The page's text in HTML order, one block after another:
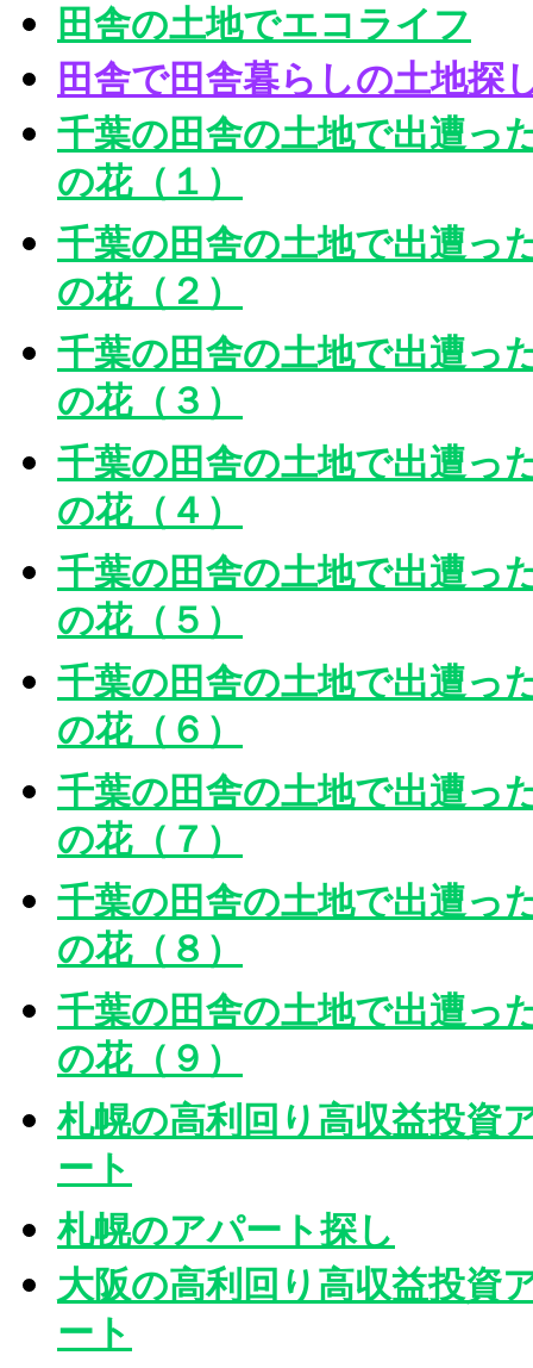
田舎の土地でエコライフ
田舎で田舎暮らしの土地探
千葉の田舎の土地で出遭っ
の花（１）
千葉の田舎の土地で出遭っ
の花（２）
千葉の田舎の土地で出遭っ
の花（３）
千葉の田舎の土地で出遭っ
の花（４）
千葉の田舎の土地で出遭っ
の花（５）
千葉の田舎の土地で出遭っ
の花（６）
千葉の田舎の土地で出遭っ
の花（７）
千葉の田舎の土地で出遭っ
の花（８）
千葉の田舎の土地で出遭っ
の花（９）
札幌の高利回り高収益投資
ート
札幌のアパート探し
大阪の高利回り高収益投資
ート